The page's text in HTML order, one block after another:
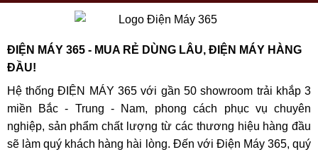
ĐIỆN MÁY 365 - MUA RẺ DÙNG LÂU, ĐIỆN MÁY HÀNG
ĐẦU!
Hệ thống ĐIỆN MÁY 365 với gần 50 showroom trải khắp 3
miền Bắc - Trung - Nam, phong cách phục vụ chuyên
nghiệp, sản phẩm chất lượng từ các thương hiệu hàng đầu
sẽ làm quý khách hàng hài lòng. Đến với Điện Máy 365, quý